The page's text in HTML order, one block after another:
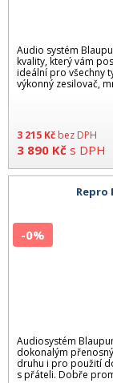
Audio systém
kvality, který vám
ideální pro všechny
výkonný zesilovač,
3 215 Kč bez DPH
3 890 Kč s DPH
Repro
Audiosystém
dokonalým
druhu i pro použití
s přáteli. Dobře
-0%